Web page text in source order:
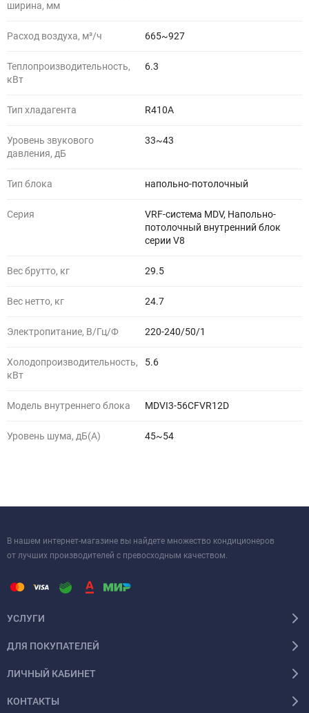
ширина, мм
Расход воздуха, м³/ч 665~927
Теплопроизводительность,
кВт
6.3
Тип хладагента R410A
Уровень звукового
давления, дБ
33~43
Тип блока напольно-потолочный
Серия
VRF-система MDV, Напольно-
потолочный внутренний блок
серии V8
Вес брутто, кг 29.5
Вес нетто, кг 24.7
Электропитание, В/Гц/Ф 220-240/50/1
Холодопроизводительность,
кВт
5.6
Модель внутреннего блока MDVI3-56CFVR12D
Уровень шума, дБ(A) 45~54
В нашем интернет-магазине вы найдете множество кондиционеров
от лучших производителей с превосходным качеством.
УСЛУГИ
ДЛЯ ПОКУПАТЕЛЕЙ
ЛИЧНЫЙ КАБИНЕТ
КОНТАКТЫ